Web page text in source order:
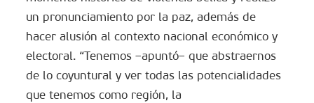
un pronunciamiento por la paz, además de
hacer alusión al contexto nacional económico y
electoral. “Tenemos –apuntó– que abstraernos
de lo coyuntural y ver todas las potencialidades
que tenemos como región, la